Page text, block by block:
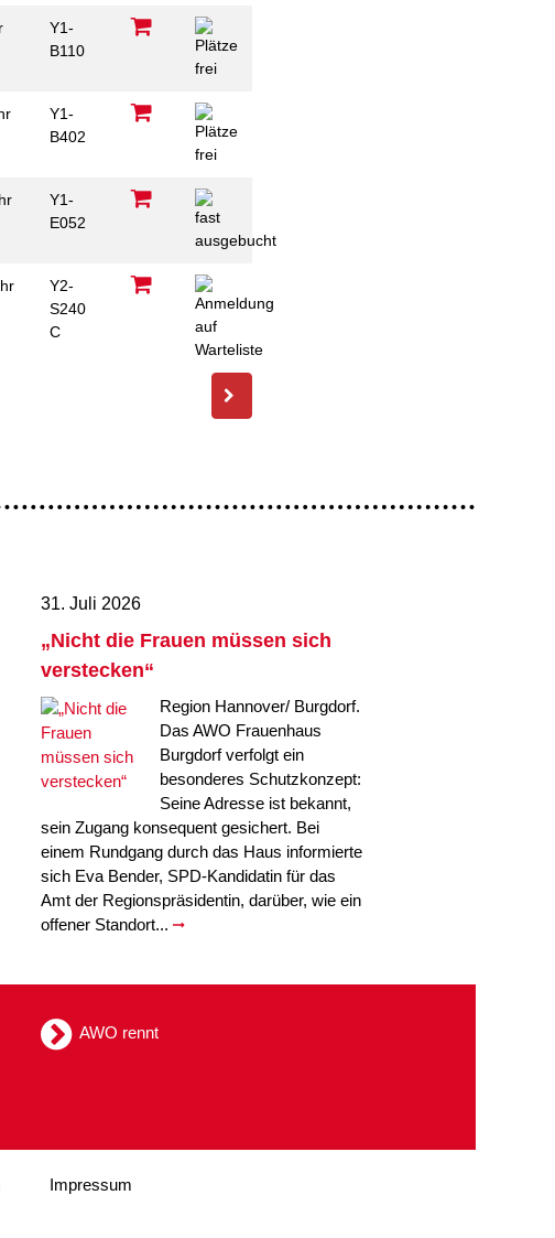
Y1-
B110
Y1-
B402
Y1-
E052
Y2-
S240
C
31. Juli 2026
„Nicht die Frauen müssen sich
verstecken“
Region Hannover/ Burgdorf.
Das AWO Frauenhaus
Burgdorf verfolgt ein
besonderes Schutzkonzept:
Seine Adresse ist bekannt,
sein Zugang konsequent gesichert. Bei
einem Rundgang durch das Haus informierte
sich Eva Bender, SPD-Kandidatin für das
Amt der Regionspräsidentin, darüber, wie ein
offener Standort...
AWO rennt
Impressum